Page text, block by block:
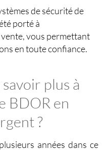
de sécurité de
porté à
vous permettant
en toute confiance.
plus à
BDOR en
?
années dans ce